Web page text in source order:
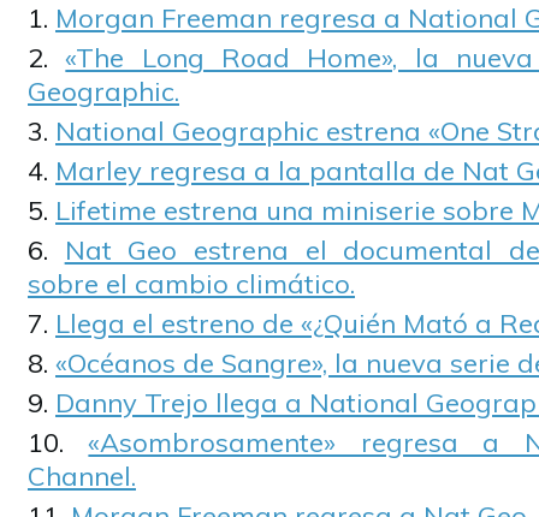
Morgan Freeman regresa a National
«The Long Road Home», la
Geographic.
National Geographic estrena «One
Marley regresa a la pantalla de Nat
Lifetime estrena una miniserie sobre
Nat Geo estrena el documental
sobre el cambio climático.
Llega el estreno de «¿Quién Mató a
«Océanos de Sangre», la nueva serie
Danny Trejo llega a National
«Asombrosamente» regresa a
Channel.